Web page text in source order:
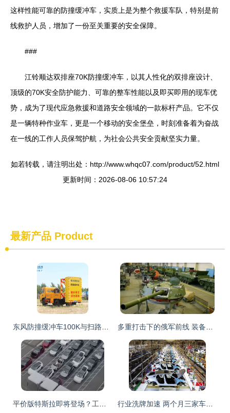
这样性能可靠的防撞缓冲车，实质上是为整个救援车队，特别是前
线救护人员，增加了一份至关重要的安全保障。
###
江铃顺达双排座70K防撞缓冲车，以其人性化的双排座设计、
顶级的70K安全防护能力、可靠的整车性能以及即买即用的现车优
势，成为了现代应急救援和道路安全领域的一款标杆产品。它不仅
是一辆特种作业车，更是一个移动的安全堡垒，时刻准备着为奋战
在一线的工作人员保驾护航，为社会公共安全贡献坚实力量。
如若转载，请注明出处：http://www.whqc07.com/product/52.html
更新时间：2026-08-06 10:57:24
最新产品 Product